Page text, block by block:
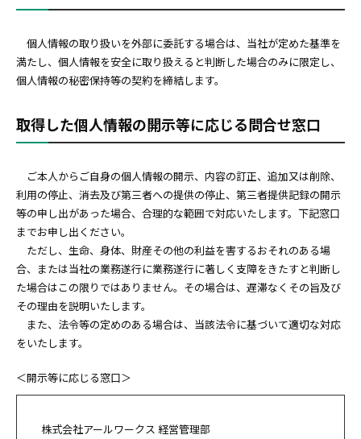
個⼈情報の取り扱いを外部に委託する場合は、当社が定めた基準を
満たし、個人情報を安全に取り扱えると判断した場合のみに限定し、
個人情報の秘密保持等の契約を締結します。
取得した個人情報の開⽰等に応じる問合せ窓口
ご本人からご自身の個人情報の開示、内容の訂正、追加又は削除、
利用の停止、消去及び第三者への提供の停止、第三者提供記録の開示
等の申し出があった場合、合理的な範囲で対応いたします。下記窓口
までお申し出ください。
ただし、生命、身体、財産その他の利益を害するおそれのある場
合、または当社の業務遂行に業務遂行に著しく支障をきたすと判断し
た場合はこの限りではありません。その場合は、遅滞なくその旨及び
その理由を説明いたします。
また、法令等の定めのある場合は、当該法令に基づいて適切な対応
をいたします。
＜開示等に応じる窓口＞
株式会社アールワークス 経営管理部